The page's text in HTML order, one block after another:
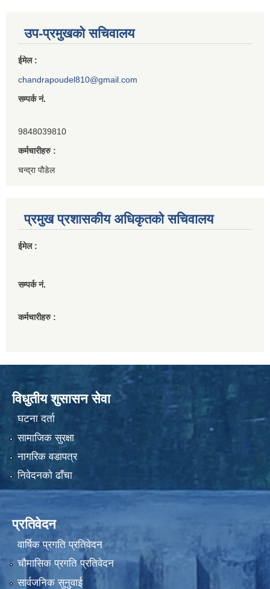
उप-प्रमुखको सचिवालय
ईमेल :
chandrapoudel810@gmail.com
सम्पर्क नं.
9848039810
कर्मचारीहरु :
चन्द्रा पौडेल
प्रमुख प्रशासकीय अधिकृतको सचिवालय
ईमेल :
सम्पर्क नं.
कर्मचारीहरु :
विधुतीय शुसासन सेवा
घटना दर्ता
सामाजिक सुरक्षा
नागरिक वडापत्र
निवेदनको ढाँचा
प्रतिवेदन
वार्षिक प्रगति प्रतिवेदन
चौमासिक प्रगति प्रतिवेदन
सार्वजनिक सुनुवाई